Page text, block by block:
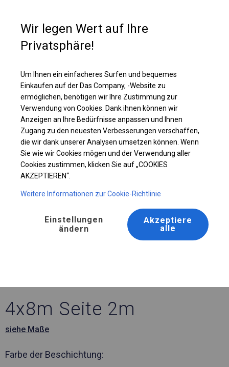
Ganzjähriges Catering-Zelt | 4x8 m
4x8m Seite 2m
siehe Maße
Farbe der Beschichtung:
Wir legen Wert auf Ihre
Privatsphäre!
Um Ihnen ein einfacheres Surfen und bequemes
Einkaufen auf der Das Company, -Website zu
ermöglichen, benötigen wir Ihre Zustimmung zur
Verwendung von Cookies. Dank ihnen können wir
Anzeigen an Ihre Bedürfnisse anpassen und Ihnen
Zugang zu den neuesten Verbesserungen verschaffen,
die wir dank unserer Analysen umsetzen können. Wenn
Sie wie wir Cookies mögen und der Verwendung aller
Cookies zustimmen, klicken Sie auf „COOKIES
AKZEPTIEREN“.
Weitere Informationen zur Cookie-Richtlinie
Einstellungen
ändern
Akzeptiere
alle